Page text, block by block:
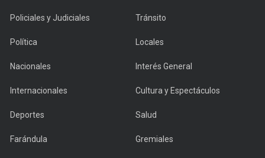
Policiales y Judiciales Tránsito
Política Locales
Nacionales Interés General
Internacionales Cultura y Espectáculos
Deportes Salud
Farándula Gremiales